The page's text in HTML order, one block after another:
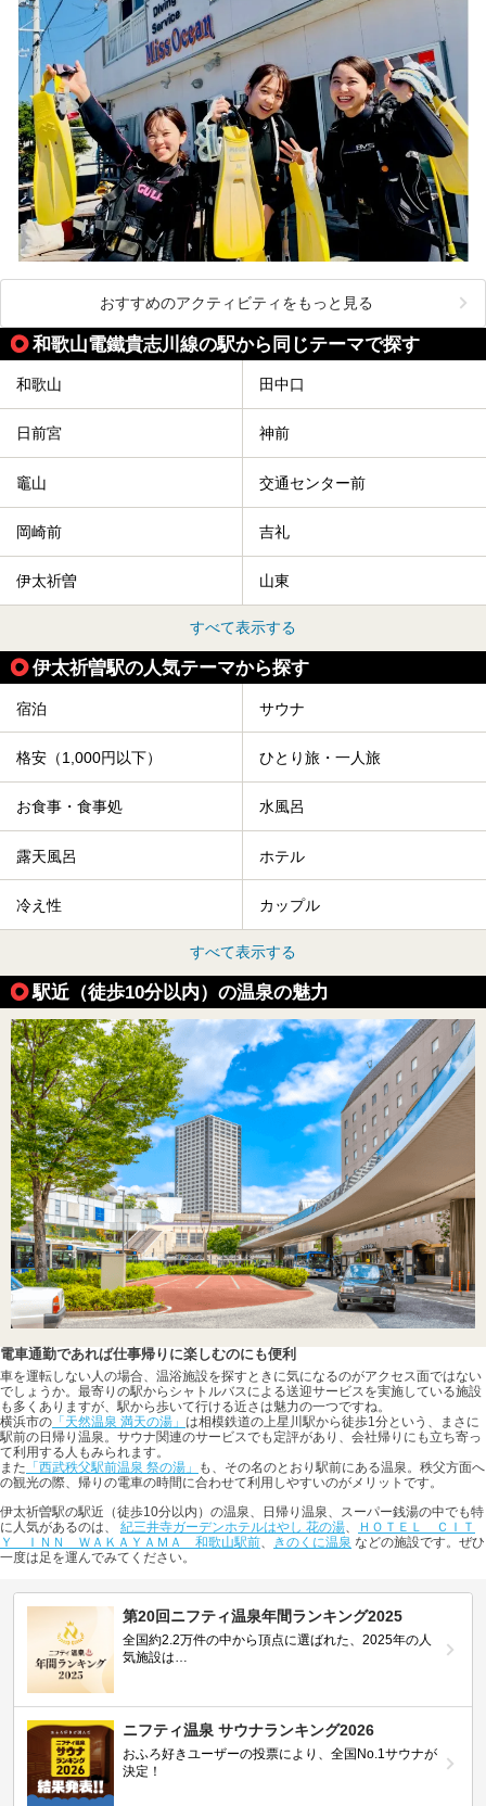
おすすめのアクティビティをもっと見る
和歌山電鐵貴志川線の駅から同じテーマで探す
和歌山 田中口
日前宮 神前
竈山 交通センター前
岡崎前 吉礼
伊太祈曽 山東
すべて表示する
伊太祈曽駅の人気テーマから探す
宿泊 サウナ
格安（1,000円以下） ひとり旅・一人旅
お食事・食事処 水風呂
露天風呂 ホテル
冷え性 カップル
すべて表示する
駅近（徒歩10分以内）の温泉の魅力
電車通勤であれば仕事帰りに楽しむのにも便利
車を運転しない人の場合、温浴施設を探すときに気になるのがアクセス面ではない
でしょうか。最寄りの駅からシャトルバスによる送迎サービスを実施している施設
も多くありますが、駅から歩いて行ける近さは魅力の一つですね。
横浜市の 「天然温泉 満天の湯」 は相模鉄道の上星川駅から徒歩1分という、まさに
駅前の日帰り温泉。サウナ関連のサービスでも定評があり、会社帰りにも立ち寄っ
て利用する人もみられます。
また 「西武秩父駅前温泉 祭の湯」
も、その名のとおり駅前にある温泉。秩父方面へ
の観光の際、帰りの電車の時間に合わせて利用しやすいのがメリットです。
伊太祈曽駅の駅近（徒歩10分以内）の温泉、日帰り温泉、スーパー銭湯の中でも特
に人気があるのは、 紀三井寺ガーデンホテルはやし 花の湯、
ＨＯＴＥＬ ＣＩＴ
Ｙ ＩＮＮ ＷＡＫＡＹＡＭＡ 和歌山駅前、 きのくに温泉 などの施設です。ぜひ
一度は足を運んでみてください。
第20回ニフティ温泉年間ランキング2025
全国約2.2万件の中から頂点に選ばれた、2025年の人
気施設は…
ニフティ温泉 サウナランキング2026
おふろ好きユーザーの投票により、全国No.1サウナが
決定！